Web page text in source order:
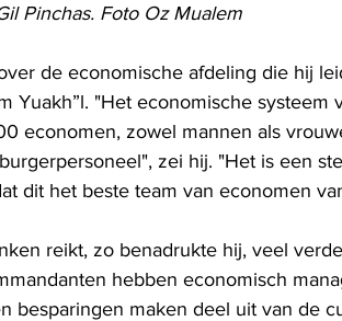
Pinchas. Foto Oz Mualem
de economische afdeling die hij
Yuakh”l. "Het economische systeem
economen, zowel mannen als
zei hij. "Het is een
dit het beste team van economen
reikt, zo benadrukte hij, veel
hebben economisch
besparingen maken deel uit van de